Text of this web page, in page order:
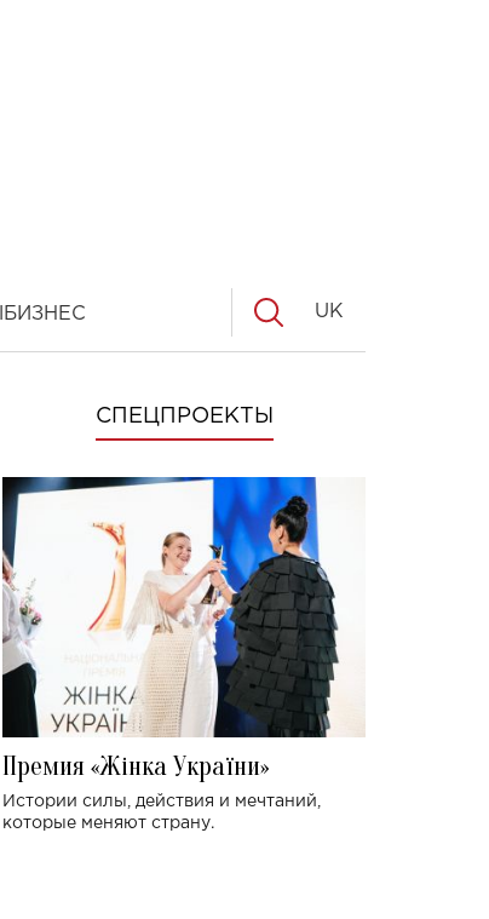
БИЗНЕС UK
СПЕЦПРОЕКТЫ
Премия «Жінка України»
Истории силы, действия и мечтаний,
которые меняют страну.